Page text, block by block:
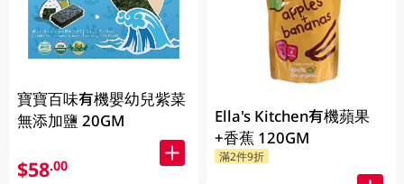
寶寶百味有機嬰幼兒紫菜
無添加鹽 20GM
$58.00
Ella's Kitchen有機蘋果
+香蕉 120GM
滿2件9折